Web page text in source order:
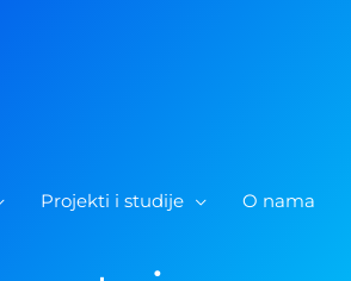
Projekti i studije O nama